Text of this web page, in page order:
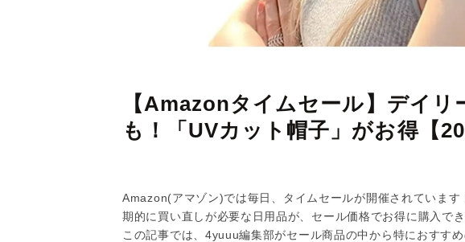
【Amazonタイムセール】デイリ
も！「UVカット帽子」がお得【
Amazon(アマゾン)では毎日、タイムセールが開催されていま
期的に買い直しが必要な日用品が、セール価格でお得に購入で
この記事では、4yuuu編集部がセール商品の中から特におすす